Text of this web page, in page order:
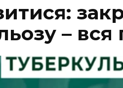
– вся